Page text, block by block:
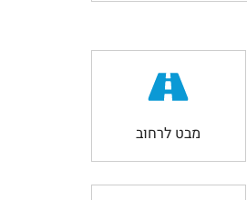
מבט לרחוב